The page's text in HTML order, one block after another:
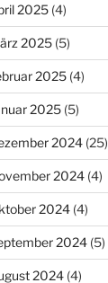
2025(4)
2025(5)
2025(4)
2025(5)
2024(25)
2024(4)
2024(4)
2024(5)
2024(4)